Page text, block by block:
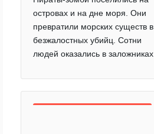
островах и на дне моря. Они
превратили морских существ в
безжалостных убийц. Сотни
людей оказались в заложниках.